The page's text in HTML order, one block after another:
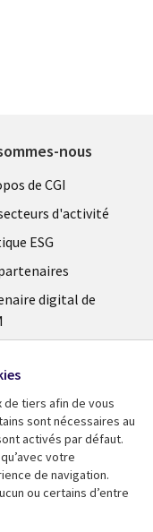
nous
de CGI
d'activité
ESG
digital de
tiers afin de vous
sont nécessaires au
activés par défaut.
votre
de navigation.
ou certains d’entre